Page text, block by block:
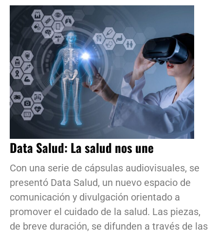
Data Salud: La salud nos une
Con una serie de cápsulas audiovisuales, se
presentó Data Salud, un nuevo espacio de
comunicación y divulgación orientado a
promover el cuidado de la salud. Las piezas,
de breve duración, se difunden a través de las